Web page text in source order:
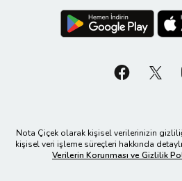
Nota Çiçek olarak kişisel verilerinizin
kişisel veri işleme süreçleri hakkında
Verilerin Korunması ve Gizlilik